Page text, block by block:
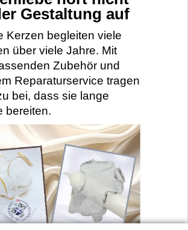
Gestaltung auf
Kerzen begleiten viele
über viele Jahre. Mit
Zubehör und
Reparaturservice tragen
bei, dass sie lange
bereiten.